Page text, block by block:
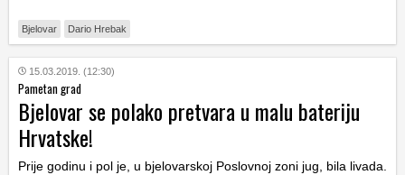
Bjelovar Dario Hrebak
15.03.2019. (12:30)
Pametan grad
Bjelovar se polako pretvara u malu bateriju
Hrvatske!
Prije godinu i pol je, u bjelovarskoj Poslovnoj zoni jug, bila livada.